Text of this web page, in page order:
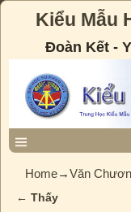
Kiểu Mẫu
Đoàn Kết -
Home→Văn
← Thấy